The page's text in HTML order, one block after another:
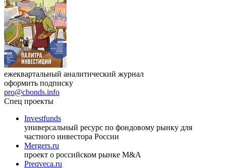
ежеквартальный аналитический журнал
оформить подписку
pro@cbonds.info
Спец проекты
Investfunds
универсальный ресурс по фондовому рынку для
частного инвестора России
Mergers.ru
проект о российском рынке M&A
Preqveca.ru